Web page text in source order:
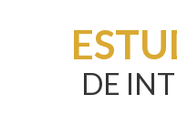
DE